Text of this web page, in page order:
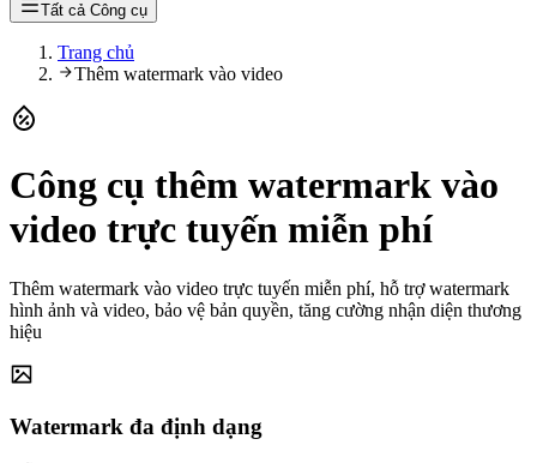
Tất cả Công cụ
Trang chủ
Thêm watermark vào video
Công cụ thêm watermark vào
video trực tuyến miễn phí
Thêm watermark vào video trực tuyến miễn phí, hỗ trợ watermark
hình ảnh và video, bảo vệ bản quyền, tăng cường nhận diện thương
hiệu
Watermark đa định dạng